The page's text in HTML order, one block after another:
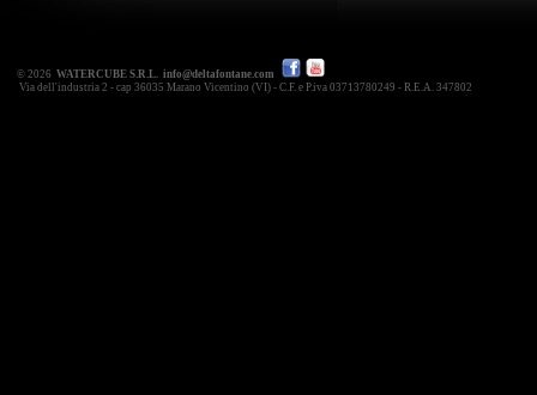
© 2026 WATERCUBE S.R.L. info@deltafontane.com
Via dell'industria 2 - cap 36035 Marano Vicentino (VI) - C.F. e P.iva 03713780249 - R.E.A. 347802